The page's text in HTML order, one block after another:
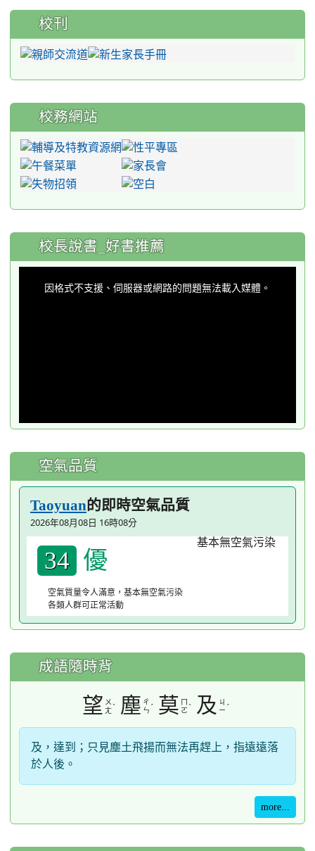
校刊
校務網站
:::
校長說書_好書推薦
因格式不支援、伺服器或網路的問題無法載入媒體。
空氣品質
Taoyuan的即時空氣品質
2026年08月08日 16時08分
34 優
空氣質量令人滿意，基本無空氣污染
各類人群可正常活動
成語隨時背
望 ㄨ
ㄤˋ 塵 ㄔ
ㄣ ˊ 莫 ㄇ
ㄛˋ 及 ㄐ
ㄧ ˊ
及，達到；只見塵土飛揚而無法再趕上，指遠遠落
於人後。
more...